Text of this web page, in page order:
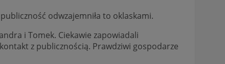
odwzajemniła to oklaskami.
i Tomek. Ciekawie zapowiadali
z publicznością. Prawdziwi gospodarze